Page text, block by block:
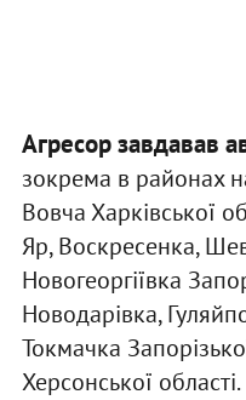
Агресор завдавав
зокрема в районах
Вовча Харківської
Яр, Воскресенка,
Новогеоргіївка
Новодарівка,
Токмачка
Херсонської області.